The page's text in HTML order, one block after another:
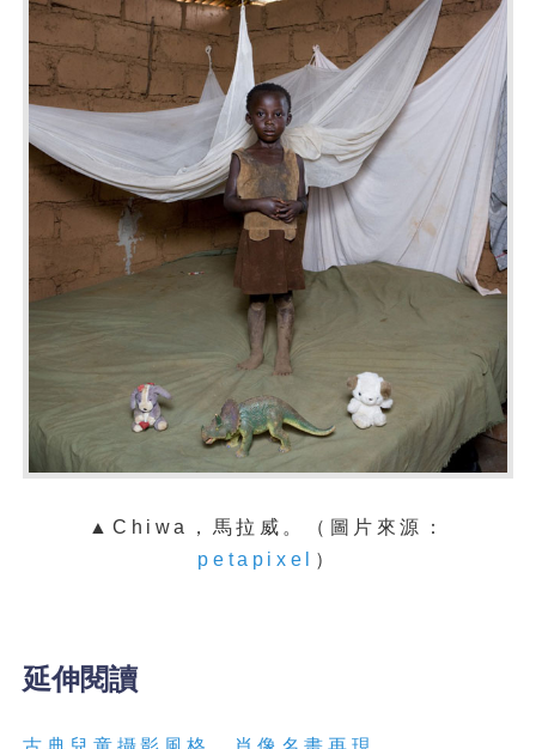
▲Chiwa，馬拉威。（圖片來源：
petapixel
）
延伸閱讀